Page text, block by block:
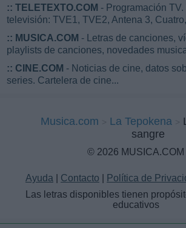
:: TELETEXTO.COM - Programación TV.
televisión: TVE1, TVE2, Antena 3,
:: MUSICA.COM - Letras de canciones,
playlists de canciones, novedades
:: CINE.COM - Noticias de cine, datos
series. Cartelera de cine...
Musica.com La Tepokena
sangre
© 2026 MUSICA.COM
Ayuda Contacto
Política de
Las letras disponibles tienen
educativos